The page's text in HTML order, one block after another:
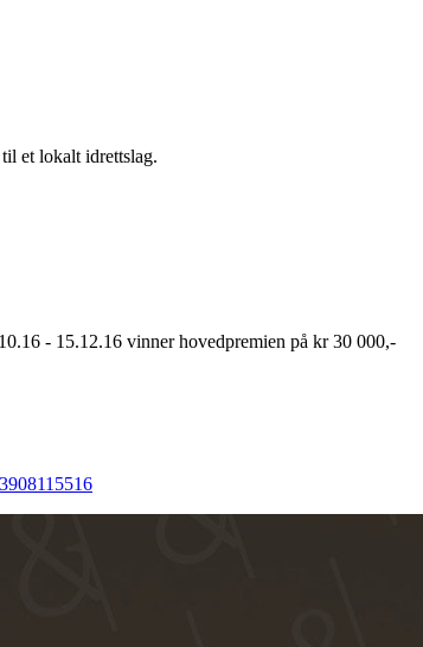
et lokalt idrettslag.
- 15.12.16 vinner hovedpremien på kr 30 000,-